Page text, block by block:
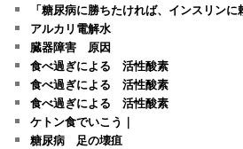
「糖尿病に勝ちたければ、インスリン
アルカリ電解水
臓器障害 原因
食べ過ぎによる 活性酸素
食べ過ぎによる 活性酸素
食べ過ぎによる 活性酸素
ケトン食でいこう｜
糖尿病 足の壊疽